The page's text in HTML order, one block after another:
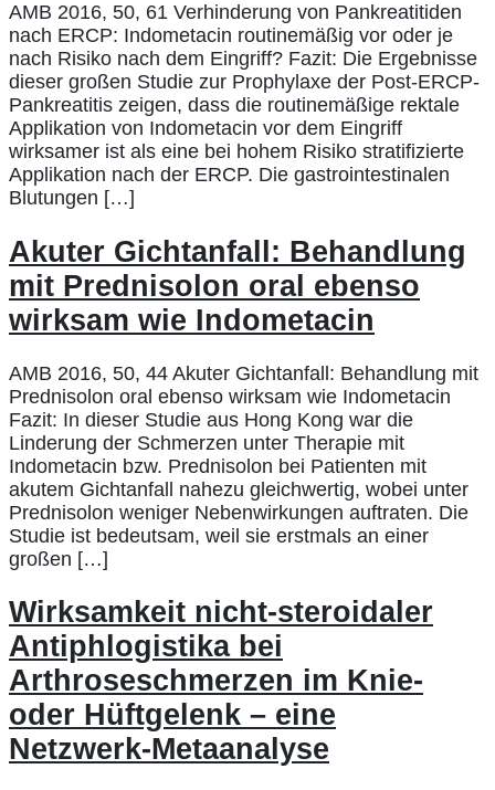
AMB 2016, 50, 61 Verhinderung von Pankreatitiden
nach ERCP: Indometacin routinemäßig vor oder je
nach Risiko nach dem Eingriff? Fazit: Die Ergebnisse
dieser großen Studie zur Prophylaxe der Post-ERCP-
Pankreatitis zeigen, dass die routinemäßige rektale
Applikation von Indometacin vor dem Eingriff
wirksamer ist als eine bei hohem Risiko stratifizierte
Applikation nach der ERCP. Die gastrointestinalen
Blutungen […]
Akuter Gichtanfall: Behandlung
mit Prednisolon oral ebenso
wirksam wie Indometacin
AMB 2016, 50, 44 Akuter Gichtanfall: Behandlung mit
Prednisolon oral ebenso wirksam wie Indometacin
Fazit: In dieser Studie aus Hong Kong war die
Linderung der Schmerzen unter Therapie mit
Indometacin bzw. Prednisolon bei Patienten mit
akutem Gichtanfall nahezu gleichwertig, wobei unter
Prednisolon weniger Nebenwirkungen auftraten. Die
Studie ist bedeutsam, weil sie erstmals an einer
großen […]
Wirksamkeit nicht-steroidaler
Antiphlogistika bei
Arthroseschmerzen im Knie-
oder Hüftgelenk – eine
Netzwerk-Metaanalyse